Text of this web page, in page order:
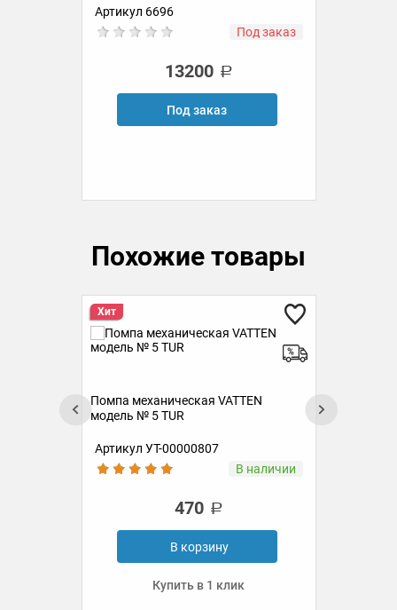
Артикул 6696
Под заказ
13200
Под заказ
Похожие товары
Хит
Помпа механическая VATTEN
модель № 5 TUR
Артикул УТ-00000807
В наличии
470
В корзину
Купить в 1 клик